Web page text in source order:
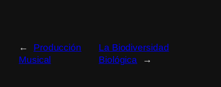
←
Producción
Musical
La Biodiversidad
Biológica
→